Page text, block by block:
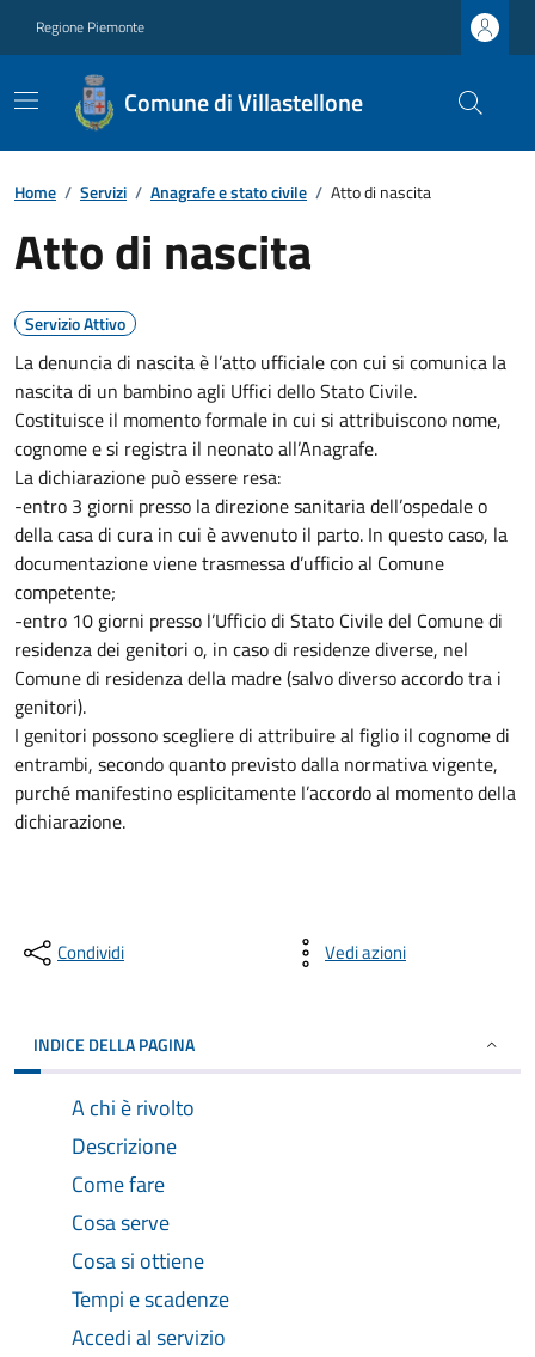
Regione Piemonte
Comune di Villastellone
Home / Servizi / Anagrafe e stato civile / Atto di nascita
Atto di nascita
Servizio Attivo
La denuncia di nascita è l’atto ufficiale con cui si comunica la
nascita di un bambino agli Uffici dello Stato Civile.
Costituisce il momento formale in cui si attribuiscono nome,
cognome e si registra il neonato all’Anagrafe.
La dichiarazione può essere resa:
-entro 3 giorni presso la direzione sanitaria dell’ospedale o
della casa di cura in cui è avvenuto il parto. In questo caso, la
documentazione viene trasmessa d’ufficio al Comune
competente;
-entro 10 giorni presso l’Ufficio di Stato Civile del Comune di
residenza dei genitori o, in caso di residenze diverse, nel
Comune di residenza della madre (salvo diverso accordo tra i
genitori).
I genitori possono scegliere di attribuire al figlio il cognome di
entrambi, secondo quanto previsto dalla normativa vigente,
purché manifestino esplicitamente l’accordo al momento della
dichiarazione.
Condividi Vedi azioni
INDICE DELLA PAGINA
A chi è rivolto
Descrizione
Come fare
Cosa serve
Cosa si ottiene
Tempi e scadenze
Accedi al servizio